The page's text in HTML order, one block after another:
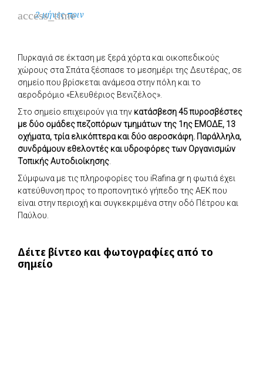
access_time
2 μήνες πριν
Πυρκαγιά σε έκταση με ξερά χόρτα και οικοπεδικούς
χώρους στα Σπάτα ξέσπασε το μεσημέρι της Δευτέρας, σε
σημείο που βρίσκεται ανάμεσα στην πόλη και το
αεροδρόμιο «Ελευθέριος Βενιζέλος».
Στο σημείο επιχειρούν για την κατάσβεση 45 πυροσβέστες
με δύο ομάδες πεζοπόρων τμημάτων της 1ης ΕΜΟΔΕ, 13
οχήματα, τρία ελικόπτερα και δύο αεροσκάφη. Παράλληλα,
συνδράμουν εθελοντές και υδροφόρες των Οργανισμών
Τοπικής Αυτοδιοίκησης
Σύμφωνα με τις πληροφορίες του iRafina.gr η φωτιά έχει
κατεύθυνση προς το προπονητικό γήπεδο της ΑΕΚ που
είναι στην περιοχή και συγκεκριμένα στην οδό Πέτρου και
Παύλου.
Δέιτε βίντεο και φωτογραφίες από το
σημείο